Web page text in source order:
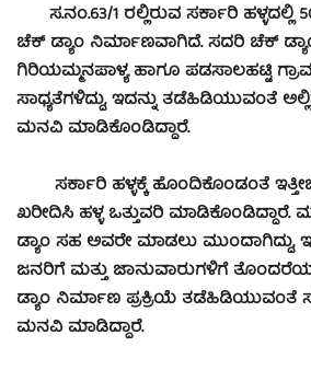
ಸ.ನಂ.63/1 ರಲ್ಲಿರುವ ಸರ್ಕಾರಿ ಹಳ್ಳದಲ್ಲಿ
ಚೆಕ್ ಡ್ಯಾಂ ನಿರ್ಮಾಣವಾಗಿದೆ. ಸದರಿ ಚೆಕ್
ಗಿರಿಯಮ್ಮನಪಾಳ್ಯ ಹಾಗೂ ಪಡಸಾಲಹಟ್ಟಿ
ಸಾಧ್ಯತೆಗಳಿದ್ದು, ಇದನ್ನು ತಡೆಹಿಡಿಯುವಂತೆ
ಮನವಿ ಮಾಡಿಕೊಂಡಿದ್ದಾರೆ.
ಸರ್ಕಾರಿ ಹಳ್ಳಕ್ಕೆ ಹೊಂದಿಕೊಂಡಂತೆ
ಖರೀದಿಸಿ ಹಳ್ಳ ಒತ್ತುವರಿ
ಡ್ಯಾಂ ಸಹ ಅವರೇ ಮಾಡಲು
ಜನರಿಗೆ ಮತ್ತು ಜಾನುವಾರುಗಳಿಗೆ
ಡ್ಯಾಂ ನಿರ್ಮಾಣ ಪ್ರಕ್ರಿಯೆ ತಡೆಹಿಡಿಯುವಂತೆ
ಮನವಿ ಮಾಡಿದ್ದಾರೆ.